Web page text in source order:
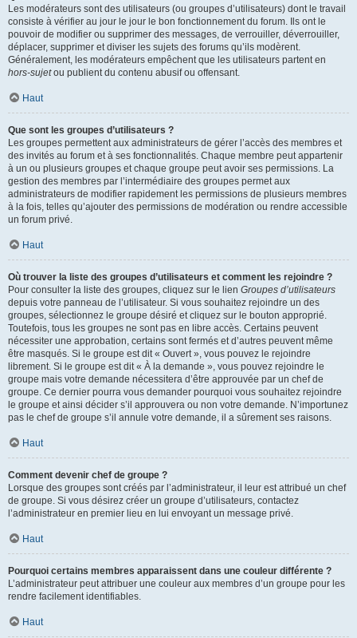
Les modérateurs sont des utilisateurs (ou groupes d’utilisateurs) dont le travail
consiste à vérifier au jour le jour le bon fonctionnement du forum. Ils ont le
pouvoir de modifier ou supprimer des messages, de verrouiller, déverrouiller,
déplacer, supprimer et diviser les sujets des forums qu’ils modèrent.
Généralement, les modérateurs empêchent que les utilisateurs partent en
hors-sujetou publient du contenu abusif ou offensant.
Haut
Que sont les groupes d’utilisateurs ?
Les groupes permettent aux administrateurs de gérer l’accès des membres et
des invités au forum et à ses fonctionnalités. Chaque membre peut appartenir
à un ou plusieurs groupes et chaque groupe peut avoir ses permissions. La
gestion des membres par l’intermédiaire des groupes permet aux
administrateurs de modifier rapidement les permissions de plusieurs membres
à la fois, telles qu’ajouter des permissions de modération ou rendre accessible
un forum privé.
Haut
Où trouver la liste des groupes d’utilisateurs et comment les rejoindre ?
Pour consulter la liste des groupes, cliquez sur le lien Groupes d’utilisateurs
depuis votre panneau de l’utilisateur. Si vous souhaitez rejoindre un des
groupes, sélectionnez le groupe désiré et cliquez sur le bouton approprié.
Toutefois, tous les groupes ne sont pas en libre accès. Certains peuvent
nécessiter une approbation, certains sont fermés et d’autres peuvent même
être masqués. Si le groupe est dit « Ouvert », vous pouvez le rejoindre
librement. Si le groupe est dit « À la demande », vous pouvez rejoindre le
groupe mais votre demande nécessitera d’être approuvée par un chef de
groupe. Ce dernier pourra vous demander pourquoi vous souhaitez rejoindre
le groupe et ainsi décider s’il approuvera ou non votre demande. N’importunez
pas le chef de groupe s’il annule votre demande, il a sûrement ses raisons.
Haut
Comment devenir chef de groupe ?
Lorsque des groupes sont créés par l’administrateur, il leur est attribué un chef
de groupe. Si vous désirez créer un groupe d’utilisateurs, contactez
l’administrateur en premier lieu en lui envoyant un message privé.
Haut
Pourquoi certains membres apparaissent dans une couleur différente ?
L’administrateur peut attribuer une couleur aux membres d’un groupe pour les
rendre facilement identifiables.
Haut